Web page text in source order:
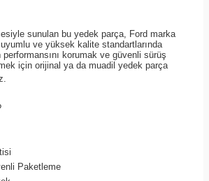
sunulan bu yedek parça, Ford marka
ve yüksek kalite standartlarında
performansını korumak ve güvenli sürüş
için orijinal ya da muadil yedek parça
Paketleme